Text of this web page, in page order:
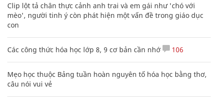
Clip lột tả chân thực cảnh anh trai và em gái như 'chó với
mèo', người tinh ý còn phát hiện một vấn đề trong giáo dục
con
Các công thức hóa học lớp 8, 9 cơ bản cần nhớ 106
Mẹo học thuộc Bảng tuần hoàn nguyên tố hóa học bằng thơ,
câu nói vui vẻ